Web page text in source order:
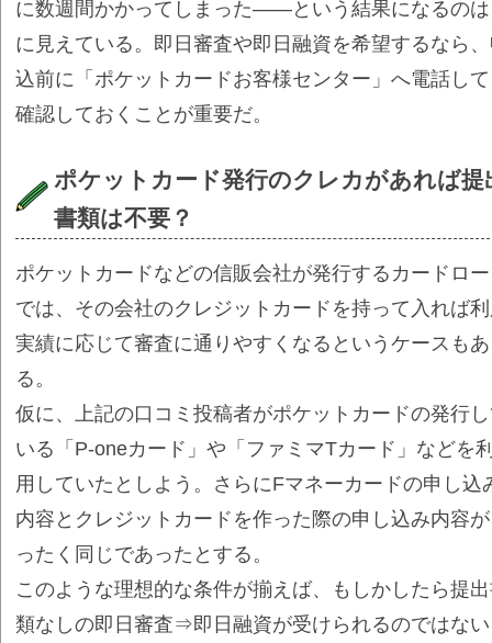
に数週間かかってしまった――という結果になるの
に見えている。即日審査や即日融資を希望するなら
込前に「ポケットカードお客様センター」へ電話し
確認しておくことが重要だ。
ポケットカード発行のクレカがあれば提
書類は不要？
ポケットカードなどの信販会社が発行するカードロ
では、その会社のクレジットカードを持って入れば
実績に応じて審査に通りやすくなるというケースもあ
る。
仮に、上記の口コミ投稿者がポケットカードの発行
いる「P-oneカード」や「ファミマTカード」などを
用していたとしよう。さらにFマネーカードの申し込
内容とクレジットカードを作った際の申し込み内容
ったく同じであったとする。
このような理想的な条件が揃えば、もしかしたら提
類なしの即日審査⇒即日融資が受けられるのではない